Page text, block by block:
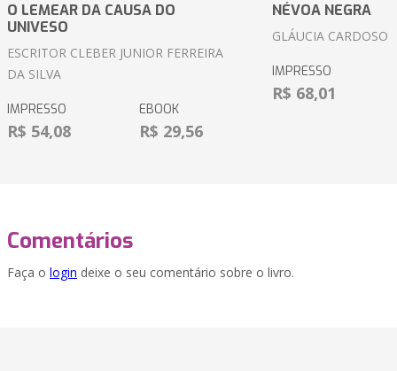
O LEMEAR DA CAUSA DO
UNIVESO
ESCRITOR CLEBER JUNIOR FERREIRA
DA SILVA
IMPRESSO
R$ 54,08
EBOOK
R$ 29,56
NÉVOA NEGRA
GLÁUCIA CARDOSO
IMPRESSO
R$ 68,01
Comentários
Faça o login deixe o seu comentário sobre o livro.